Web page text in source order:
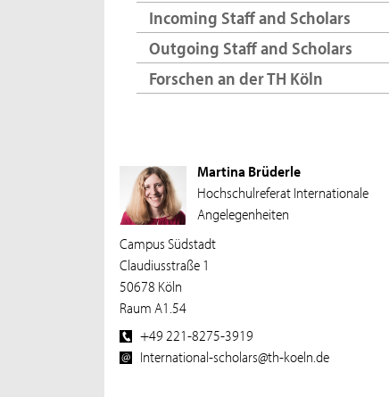
Incoming Staff and Scholars
Outgoing Staff and Scholars
Forschen an der TH Köln
Martina Brüderle
Hochschulreferat Internationale
Angelegenheiten
Campus Südstadt
Claudiusstraße 1
50678 Köln
Raum A1.54
+49 221-8275-3919
International-scholars@th-koeln.de